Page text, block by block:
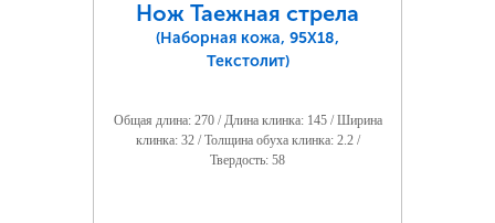
Нож Таежная стрела
(Наборная кожа, 95Х18,
Текстолит)
Общая длина: 270 / Длина клинка: 145 / Ширина
клинка: 32 / Толщина обуха клинка: 2.2 /
Твердость: 58